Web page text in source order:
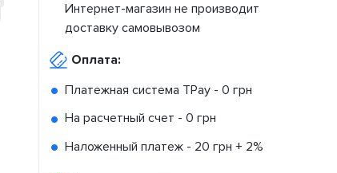
Интернет-магазин не производит
доставку самовывозом
Оплата:
Платежная система TPay - 0 грн
На расчетный счет - 0 грн
Наложенный платеж - 20 грн + 2%